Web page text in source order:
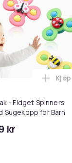
HDMI-omformer
- Fidget Spinners
Sugekopp for Barn
kr
Kjøp